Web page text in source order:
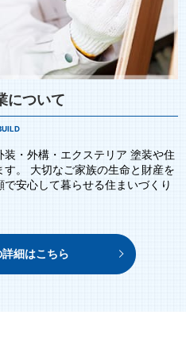
について
・外構・エクステリア 塗装や住
。 大切なご家族の生命と財産を
安心して暮らせる住まいづくり
細はこちら